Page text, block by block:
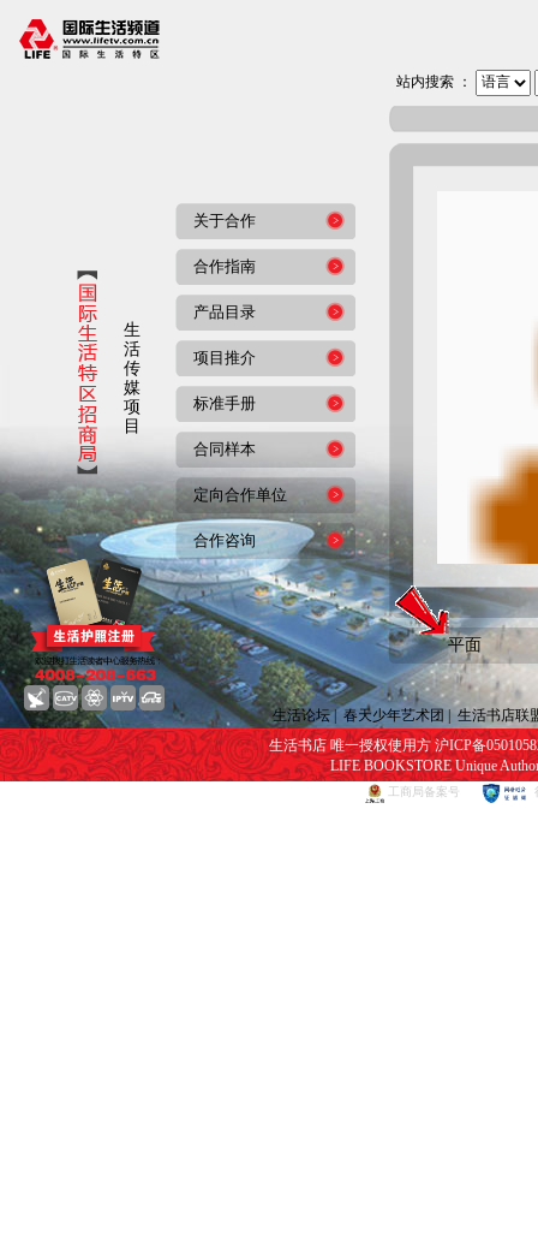
站内搜索 ：
生
活
传
媒
项
目
关于合作
合作指南
产品目录
项目推介
标准手册
合同样本
定向合作单位
合作咨询
平面
生活论坛| 春天少年艺术团
生活书店联
生活书店 唯一授权使用方 沪ICP备
LIFE BOOKSTORE Unique
工商局备案号